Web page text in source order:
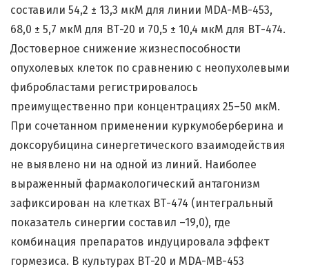
составили 54,2 ± 13,3 мкМ для линии MDA-MB-453,
68,0 ± 5,7 мкМ для ВТ-20 и 70,5 ± 10,4 мкМ для ВТ-474.
Достоверное снижение жизнеспособности
опухолевых клеток по сравнению с неопухолевыми
фибробластами регистрировалось
преимущественно при концентрациях 25–50 мкМ.
При сочетанном применении куркумоберберина и
доксорубицина синергетического взаимодействия
не выявлено ни на одной из линий. Наиболее
выраженный фармакологический антагонизм
зафиксирован на клетках ВТ-474 (интегральный
показатель синергии составил –19,0), где
комбинация препаратов индуцировала эффект
гормезиса. В культурах ВТ-20 и MDA-MB-453